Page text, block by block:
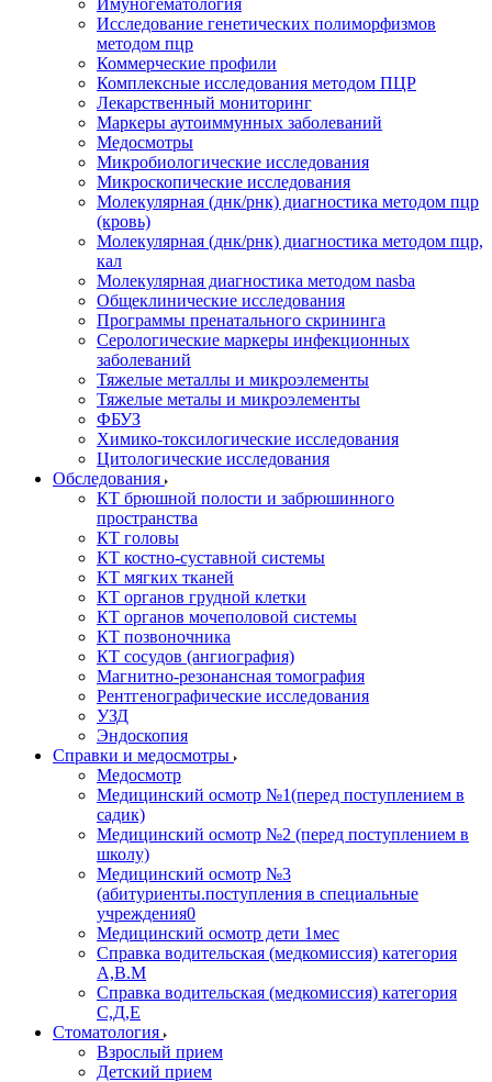
Имуногематология
Исследование генетических полиморфизмов
методом пцр
Коммерческие профили
Комплексные исследования методом ПЦР
Лекарственный мониторинг
Маркеры аутоиммунных заболеваний
Медосмотры
Микробиологические исследования
Микроскопические исследования
Молекулярная (днк/рнк) диагностика методом пцр
(кровь)
Молекулярная (днк/рнк) диагностика методом пцр,
кал
Молекулярная диагностика методом nasba
Общеклинические исследования
Программы пренатального скрининга
Серологические маркеры инфекционных
заболеваний
Тяжелые металлы и микроэлементы
Тяжелые металы и микроэлементы
ФБУЗ
Химико-токсилогические исследования
Цитологические исследования
Обследования
КТ брюшной полости и забрюшинного
пространства
КТ головы
КТ костно-суставной системы
КТ мягких тканей
КТ органов грудной клетки
КТ органов мочеполовой системы
КТ позвоночника
КТ сосудов (ангиография)
Магнитно-резонансная томография
Рентгенографические исследования
УЗД
Эндоскопия
Справки и медосмотры
Медосмотр
Медицинский осмотр №1(перед поступлением в
садик)
Медицинский осмотр №2 (перед поступлением в
школу)
Медицинский осмотр №3
(абитуриенты.поступления в специальные
учреждения0
Медицинский осмотр дети 1мес
Справка водительская (медкомиссия) категория
А,В.М
Справка водительская (медкомиссия) категория
С,Д,Е
Стоматология
Взрослый прием
Детский прием